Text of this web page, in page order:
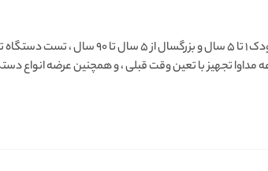
دستگاه تزریق انسولین بدون درد ، مختص کودک ۱ تا ۵ سال
تجهیز با تعین وقت قبلی ، و همچنین عرضه انواع